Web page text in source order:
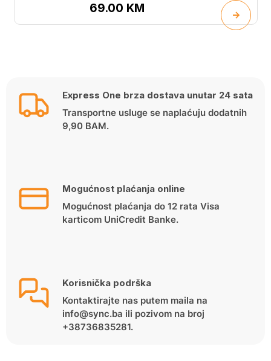
69.00 KM
Express One brza dostava unutar 24 sata
Transportne usluge se naplaćuju dodatnih
9,90 BAM.
Mogućnost plaćanja online
Mogućnost plaćanja do 12 rata Visa
karticom UniCredit Banke.
Korisnička podrška
Kontaktirajte nas putem maila na
info@sync.ba ili pozivom na broj
+38736835281.